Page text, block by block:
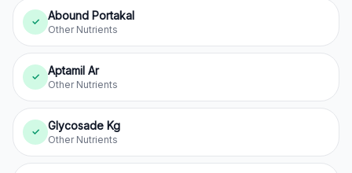
✓ Abound Portakal
Other Nutrients
✓ Aptamil Ar
Other Nutrients
✓ Glycosade Kg
Other Nutrients